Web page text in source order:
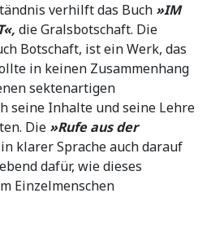
verhilft das Buch »IM
die Gralsbotschaft. Die
Botschaft, ist ein Werk, das
in keinen Zusammenhang
sektenartigen
seine Inhalte und seine Lehre
Die »Rufe aus der
klarer Sprache auch darauf
dafür, wie dieses
Einzelmenschen